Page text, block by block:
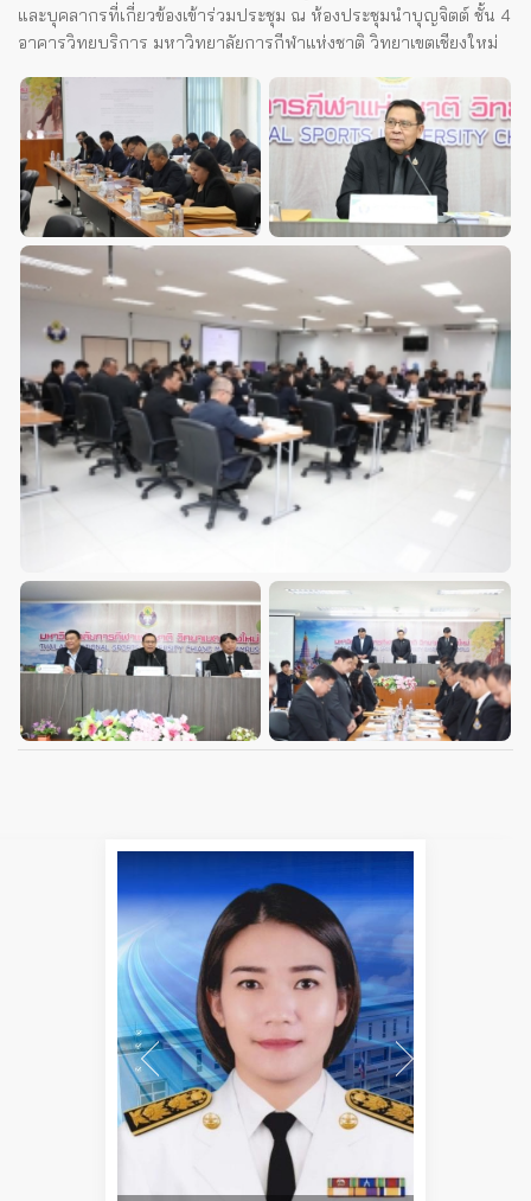
และบุคลากรที่เกี่ยวข้องเข้าร่วมประชุม ณ ห้องประชุมนำบุญจิตต์ ชั้น 4
อาคารวิทยบริการ มหาวิทยาลัยการกีฬาแห่งชาติ วิทยาเขตเชียงใหม่